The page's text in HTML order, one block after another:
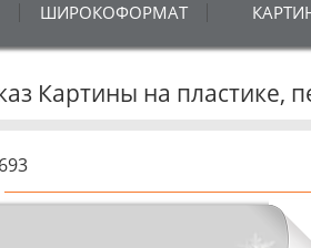
ШИРОКОФОРМАТ
Картины на пластике,